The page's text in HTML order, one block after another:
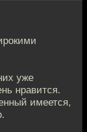
уже
нравится.
имеется,